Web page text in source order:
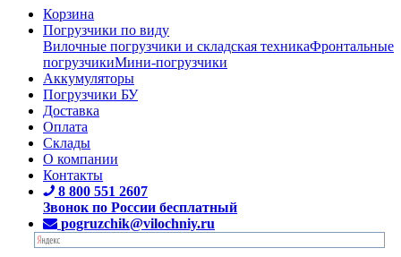
Корзина
Погрузчики по виду
Вилочные погрузчики и складская техникаФронтальные
погрузчикиМини-погрузчики
Аккумуляторы
Погрузчики БУ
Доставка
Оплата
Склады
О компании
Контакты
8 800 551 2607
Звонок по России бесплатный
pogruzchik@vilochniy.ru